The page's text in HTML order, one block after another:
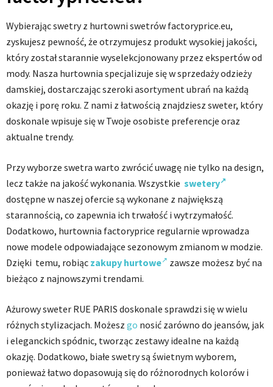
Wybierając swetry z hurtowni swetrów factoryprice.eu,
zyskujesz pewność, że otrzymujesz produkt wysokiej jakości,
który został starannie wyselekcjonowany przez ekspertów od
mody. Nasza hurtownia specjalizuje się w sprzedaży odzieży
damskiej, dostarczając szeroki asortyment ubrań na każdą
okazję i porę roku. Z nami z łatwością znajdziesz sweter, który
doskonale wpisuje się w Twoje osobiste preferencje oraz
aktualne trendy.
Przy wyborze swetra warto zwrócić uwagę nie tylko na design,
lecz także na jakość wykonania. Wszystkie swetery
dostępne w naszej ofercie są wykonane z największą
starannością, co zapewnia ich trwałość i wytrzymałość.
Dodatkowo, hurtownia factoryprice regularnie wprowadza
nowe modele odpowiadające sezonowym zmianom w modzie.
Dzięki temu, robiąc zakupy hurtowe
zawsze możesz być na
bieżąco z najnowszymi trendami.
Ażurowy sweter RUE PARIS doskonale sprawdzi się w wielu
różnych stylizacjach. Możesz go nosić zarówno do jeansów, jak
i eleganckich spódnic, tworząc zestawy idealne na każdą
okazję. Dodatkowo, białe swetry są świetnym wyborem,
ponieważ łatwo dopasowują się do różnorodnych kolorów i